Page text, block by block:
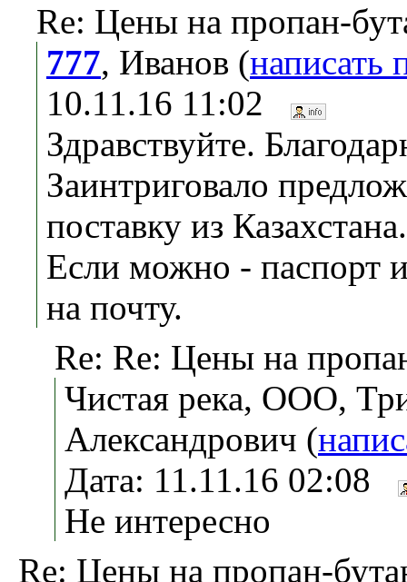
Re: Цены на пропан-
777, Иванов (написать
10.11.16 11:02
Здравствуйте.
Заинтриговало
поставку из Казахстана.
Если можно - паспорт
на почту.
Re: Re: Цены на
Чистая река, ООО,
Александрович (
Дата: 11.11.16 02:08
Не интересно
Re: Цены на пропан-